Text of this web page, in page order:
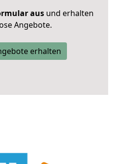
ausund erhalten
Angebote.
erhalten